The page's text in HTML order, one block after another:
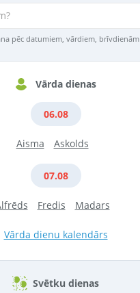
pēc datumiem, vārdiem, brīvdienām
Vārda dienas
06.08
Aisma Askolds
07.08
Fredis Madars
Vārda dienu kalendārs
Svētku dienas